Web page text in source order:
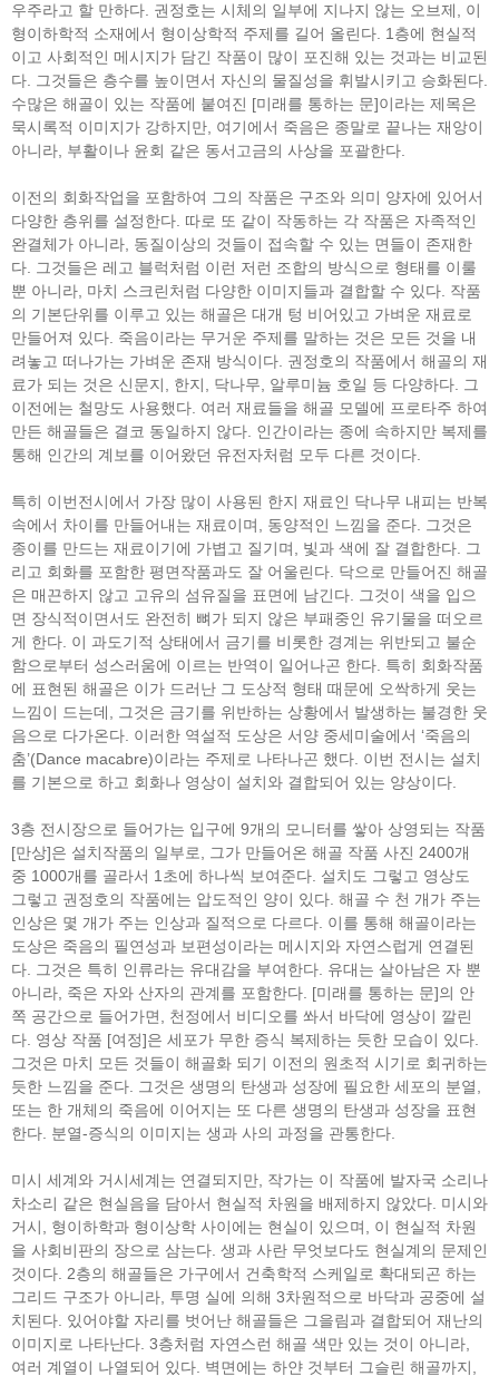
우주라고 할 만하다. 권정호는 시체의 일부에 지나지 않는 오브제, 이
형이하학적 소재에서 형이상학적 주제를 길어 올린다. 1층에 현실적
이고 사회적인 메시지가 담긴 작품이 많이 포진해 있는 것과는 비교된
다. 그것들은 층수를 높이면서 자신의 물질성을 휘발시키고 승화된다.
수많은 해골이 있는 작품에 붙여진 [미래를 통하는 문]이라는 제목은
묵시록적 이미지가 강하지만, 여기에서 죽음은 종말로 끝나는 재앙이
아니라, 부활이나 윤회 같은 동서고금의 사상을 포괄한다.
이전의 회화작업을 포함하여 그의 작품은 구조와 의미 양자에 있어서
다양한 층위를 설정한다. 따로 또 같이 작동하는 각 작품은 자족적인
완결체가 아니라, 동질이상의 것들이 접속할 수 있는 면들이 존재한
다. 그것들은 레고 블럭처럼 이런 저런 조합의 방식으로 형태를 이룰
뿐 아니라, 마치 스크린처럼 다양한 이미지들과 결합할 수 있다. 작품
의 기본단위를 이루고 있는 해골은 대개 텅 비어있고 가벼운 재료로
만들어져 있다. 죽음이라는 무거운 주제를 말하는 것은 모든 것을 내
려놓고 떠나가는 가벼운 존재 방식이다. 권정호의 작품에서 해골의 재
료가 되는 것은 신문지, 한지, 닥나무, 알루미늄 호일 등 다양하다. 그
이전에는 철망도 사용했다. 여러 재료들을 해골 모델에 프로타주 하여
만든 해골들은 결코 동일하지 않다. 인간이라는 종에 속하지만 복제를
통해 인간의 계보를 이어왔던 유전자처럼 모두 다른 것이다.
특히 이번전시에서 가장 많이 사용된 한지 재료인 닥나무 내피는 반복
속에서 차이를 만들어내는 재료이며, 동양적인 느낌을 준다. 그것은
종이를 만드는 재료이기에 가볍고 질기며, 빛과 색에 잘 결합한다. 그
리고 회화를 포함한 평면작품과도 잘 어울린다. 닥으로 만들어진 해골
은 매끈하지 않고 고유의 섬유질을 표면에 남긴다. 그것이 색을 입으
면 장식적이면서도 완전히 뼈가 되지 않은 부패중인 유기물을 떠오르
게 한다. 이 과도기적 상태에서 금기를 비롯한 경계는 위반되고 불순
함으로부터 성스러움에 이르는 반역이 일어나곤 한다. 특히 회화작품
에 표현된 해골은 이가 드러난 그 도상적 형태 때문에 오싹하게 웃는
느낌이 드는데, 그것은 금기를 위반하는 상황에서 발생하는 불경한 웃
음으로 다가온다. 이러한 역설적 도상은 서양 중세미술에서 ‘죽음의
춤’(Dance macabre)이라는 주제로 나타나곤 했다. 이번 전시는 설치
를 기본으로 하고 회화나 영상이 설치와 결합되어 있는 양상이다.
3층 전시장으로 들어가는 입구에 9개의 모니터를 쌓아 상영되는 작품
[만상]은 설치작품의 일부로, 그가 만들어온 해골 작품 사진 2400개
중 1000개를 골라서 1초에 하나씩 보여준다. 설치도 그렇고 영상도
그렇고 권정호의 작품에는 압도적인 양이 있다. 해골 수 천 개가 주는
인상은 몇 개가 주는 인상과 질적으로 다르다. 이를 통해 해골이라는
도상은 죽음의 필연성과 보편성이라는 메시지와 자연스럽게 연결된
다. 그것은 특히 인류라는 유대감을 부여한다. 유대는 살아남은 자 뿐
아니라, 죽은 자와 산자의 관계를 포함한다. [미래를 통하는 문]의 안
쪽 공간으로 들어가면, 천정에서 비디오를 쏴서 바닥에 영상이 깔린
다. 영상 작품 [여정]은 세포가 무한 증식 복제하는 듯한 모습이 있다.
그것은 마치 모든 것들이 해골화 되기 이전의 원초적 시기로 회귀하는
듯한 느낌을 준다. 그것은 생명의 탄생과 성장에 필요한 세포의 분열,
또는 한 개체의 죽음에 이어지는 또 다른 생명의 탄생과 성장을 표현
한다. 분열-증식의 이미지는 생과 사의 과정을 관통한다.
미시 세계와 거시세계는 연결되지만, 작가는 이 작품에 발자국 소리나
차소리 같은 현실음을 담아서 현실적 차원을 배제하지 않았다. 미시와
거시, 형이하학과 형이상학 사이에는 현실이 있으며, 이 현실적 차원
을 사회비판의 장으로 삼는다. 생과 사란 무엇보다도 현실계의 문제인
것이다. 2층의 해골들은 가구에서 건축학적 스케일로 확대되곤 하는
그리드 구조가 아니라, 투명 실에 의해 3차원적으로 바닥과 공중에 설
치된다. 있어야할 자리를 벗어난 해골들은 그을림과 결합되어 재난의
이미지로 나타난다. 3층처럼 자연스런 해골 색만 있는 것이 아니라,
여러 계열이 나열되어 있다. 벽면에는 하얀 것부터 그슬린 해골까지,